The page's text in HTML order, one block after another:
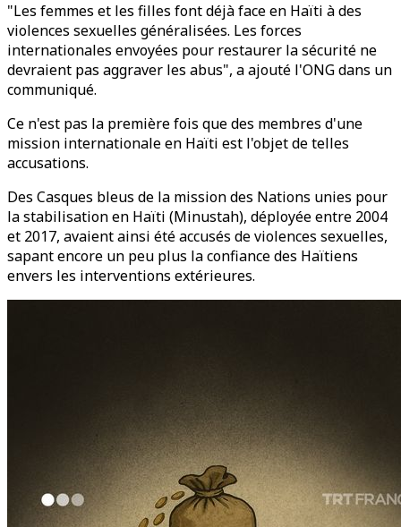
"Les femmes et les filles font déjà face en Haïti à des
violences sexuelles généralisées. Les forces
internationales envoyées pour restaurer la sécurité ne
devraient pas aggraver les abus", a ajouté l'ONG dans un
communiqué.
Ce n'est pas la première fois que des membres d'une
mission internationale en Haïti est l'objet de telles
accusations.
Des Casques bleus de la mission des Nations unies pour
la stabilisation en Haïti (Minustah), déployée entre 2004
et 2017, avaient ainsi été accusés de violences sexuelles,
sapant encore un peu plus la confiance des Haïtiens
envers les interventions extérieures.